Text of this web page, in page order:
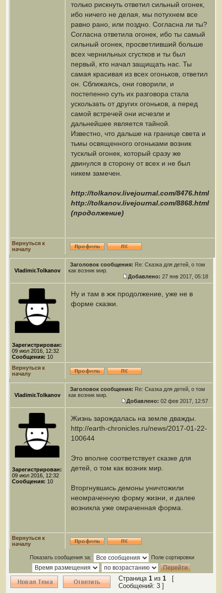
только рискнуть ответил сильный огонек,
ибо ничего не делая, мы потухнем все
равно рано, или поздно. Согласна ли ты?
Согласна ответила огонек, ибо ты самый
сильный огонек, просветливший больше
всех чернильных сгустков и ты был
первый, кто начал защищать нас. Ты
самая красивая из всех огоньков, ответил
он. Сближаясь, они говорили, и
постепенно суть их разговора стала
ускользать от других огоньков, а перед
самой встречей они исчезли и
дальнейшее является тайной.
Известно, что дальше на границе света и
тьмы освященного огоньками возник
тусклый огонек, который сразу же
двинулся в сторону от всех и не был
никем замечен.
http://tolkanov.livejournal.com/8476.html
http://tolkanov.livejournal.com/8868.html
(продолжение)
Вернуться к
началу
Vladimir.Tolkanov
Заголовок сообщения: Re: Сказка для детей, о том
как возник мир.
Добавлено: 27 янв 2017, 05:18
Зарегистрирован:
09 июл 2016, 12:32
Сообщения: 10
Ну и там в жж продолжение, уже не в
форме сказки.
Вернуться к
началу
Vladimir.Tolkanov
Заголовок сообщения: Re: Сказка для детей, о том
как возник мир.
Добавлено: 02 фев 2017, 12:57
Зарегистрирован:
09 июл 2016, 12:32
Сообщения: 10
Жизнь зарождалась на земле дважды.
http://earth-chronicles.ru/news/2017-01-22-
100644
Это вполне соответствует сказке для
детей, о том как возник мир.
Вторгнувшись демоны уничтожили
неомраченную форму жизни, и далее
возникла уже омраченная форма.
Вернуться к
началу
Показать сообщения за: Поле сортировки
Страница 1 из 1 [
Сообщений: 3 ]